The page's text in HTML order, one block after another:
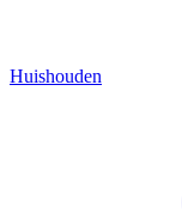
Huishouden